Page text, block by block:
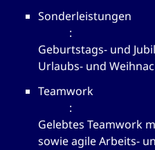
Sonderleistungen
:
Geburtstags- und
Urlaubs- und
Teamwork
:
Gelebtes Teamwork
sowie agile Arbeits-